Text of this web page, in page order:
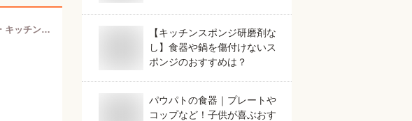
IKEA イケア 食器10点セット マット ライトグレー m80572439 FARGKLAR フェルグクラー キッチン用品 食器 調理器具 食器 カトラリー グラス 食器 食器セット おしゃれ シンプル 北欧 かわいい
【キッチンスポンジ研磨剤な
し】食器や鍋を傷付けないス
ポンジのおすすめは？
パウパトの食器｜プレートや
コップなど！子供が喜ぶおす